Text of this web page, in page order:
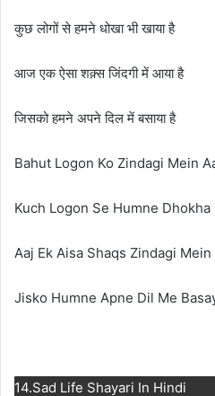
कुछ लोगों से हमने धोखा भी खाया है
आज एक ऐसा शक़्स जिंदगी में आया है
जिसको हमने अपने दिल में बसाया है
Bahut Logon Ko Zindagi Mein
Kuch Logon Se Humne Dhokha
Aaj Ek Aisa Shaqs Zindagi Mein
Jisko Humne Apne Dil Me
14.Sad Life Shayari In Hindi